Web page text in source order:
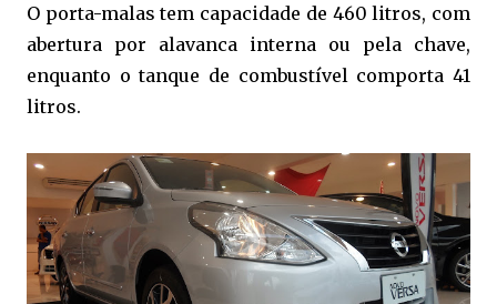
O porta-malas tem capacidade de 460 litros, com
abertura por alavanca interna ou pela chave,
enquanto o tanque de combustível comporta 41
litros.